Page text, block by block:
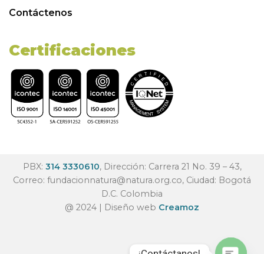
Contáctenos
Certificaciones
PBX: 314 3330610, Dirección: Carrera 21 No. 39 – 43,
Correo: fundacionnatura@natura.org.co, Ciudad: Bogotá
D.C. Colombia
@ 2024 | Diseño web Creamoz